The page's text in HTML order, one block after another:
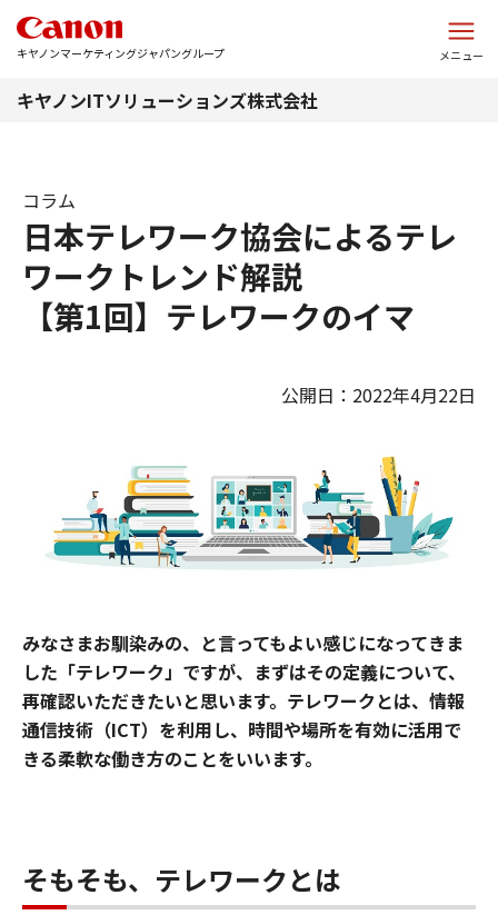
キヤノンマーケティングジャパングループ メニュー
キヤノンITソリューションズ株式会社
日本テレワーク協会によるテレ
ワークトレンド解説
【第1回】テレワークのイマ
コラム
公開日：2022年4月22日
みなさまお馴染みの、と言ってもよい感じになってきま
した「テレワーク」ですが、まずはその定義について、
再確認いただきたいと思います。テレワークとは、情報
通信技術（ICT）を利用し、時間や場所を有効に活用で
きる柔軟な働き方のことをいいます。
そもそも、テレワークとは